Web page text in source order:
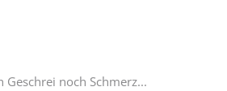
noch Schmerz...